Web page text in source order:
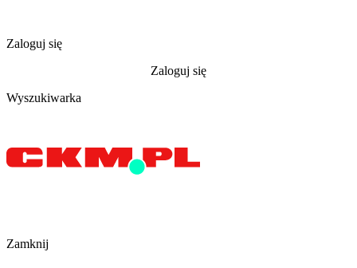
Zaloguj się
Zaloguj się
Wyszukiwarka
Zamknij